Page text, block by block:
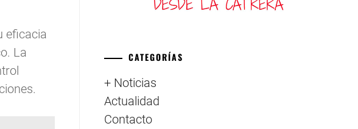
eficacia
La
CATEGORÍAS
+ Noticias
Actualidad
Contacto